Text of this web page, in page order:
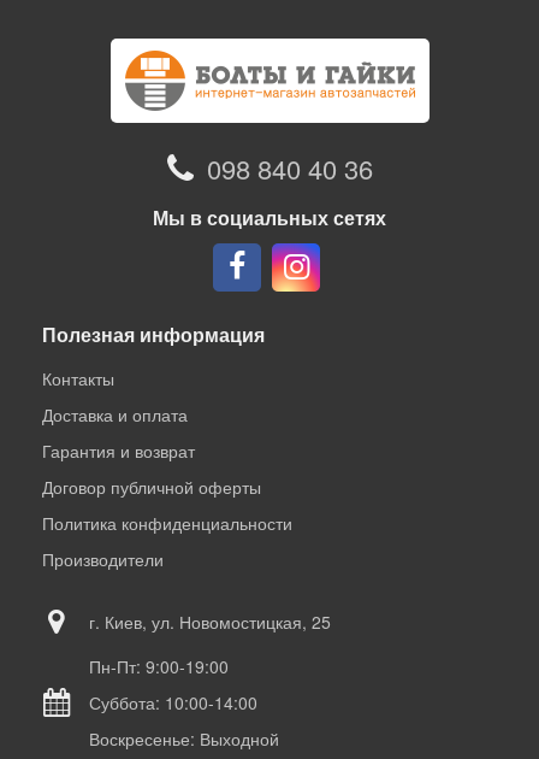
098 840 40 36
Мы в социальных сетях
Полезная информация
Контакты
Доставка и оплата
Гарантия и возврат
Договор публичной оферты
Политика конфиденциальности
Производители
г. Киев, ул. Новомостицкая, 25
Пн-Пт: 9:00-19:00
Суббота: 10:00-14:00
Воскресенье: Выходной